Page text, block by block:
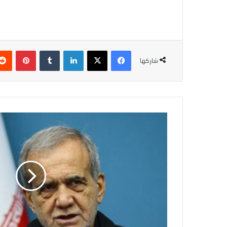
شاركها
فيسبوك
‫X لينكدإن